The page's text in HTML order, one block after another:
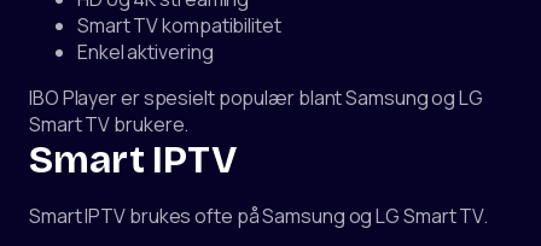
Smart TV kompatibilitet
Enkel aktivering
IBO Player er spesielt populær blant Samsung og LG
Smart TV brukere.
Smart IPTV
Smart IPTV brukes ofte på Samsung og LG Smart TV.